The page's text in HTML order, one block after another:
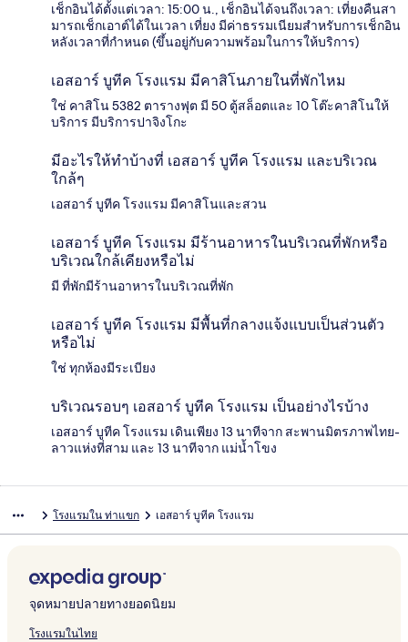
เช็กอินได้ตั้งแต่เวลา: 15:00 น., เช็กอินได้จนถึงเวลา: เที่ยงคืนสา
มารถเช็กเอาต์ได้ในเวลา เที่ยง มีค่าธรรมเนียมสำหรับการเช็กอิน
หลังเวลาที่กำหนด (ขึ้นอยู่กับความพร้อมในการให้บริการ)
เอสอาร์ บูทีค โรงแรม มีคาสิโนภายในที่พักไหม
ใช่ คาสิโน 5382 ตารางฟุต มี 50 ตู้สล็อตและ 10 โต๊ะคาสิโนให้
บริการ มีบริการปาจิงโกะ
มีอะไรให้ทำบ้างที่ เอสอาร์ บูทีค โรงแรม และบริเวณ
ใกล้ๆ
เอสอาร์ บูทีค โรงแรม มีคาสิโนและสวน
เอสอาร์ บูทีค โรงแรม มีร้านอาหารในบริเวณที่พักหรือ
บริเวณใกล้เคียงหรือไม่
มี ที่พักมีร้านอาหารในบริเวณที่พัก
เอสอาร์ บูทีค โรงแรม มีพื้นที่กลางแจ้งแบบเป็นส่วนตัว
หรือไม่
ใช่ ทุกห้องมีระเบียง
บริเวณรอบๆ เอสอาร์ บูทีค โรงแรม เป็นอย่างไรบ้าง
เอสอาร์ บูทีค โรงแรม เดินเพียง 13 นาทีจาก สะพานมิตรภาพไทย-
ลาวแห่งที่สาม และ 13 นาทีจาก แม่น้ำโขง
โรงแรมใน ท่าแขก เอสอาร์ บูทีค โรงแรม
จุดหมายปลายทางยอดนิยม
โรงแรมในไทย